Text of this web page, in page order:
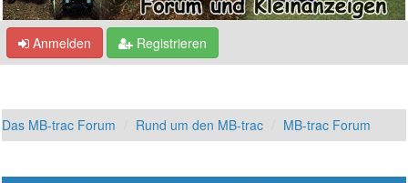
Anmelden Registrieren
Das MB-trac Forum Rund um den MB-trac MB-trac Forum